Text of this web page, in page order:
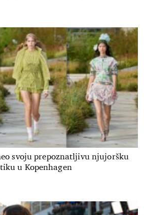
svoju prepoznatljivu njujoršku
u Kopenhagen